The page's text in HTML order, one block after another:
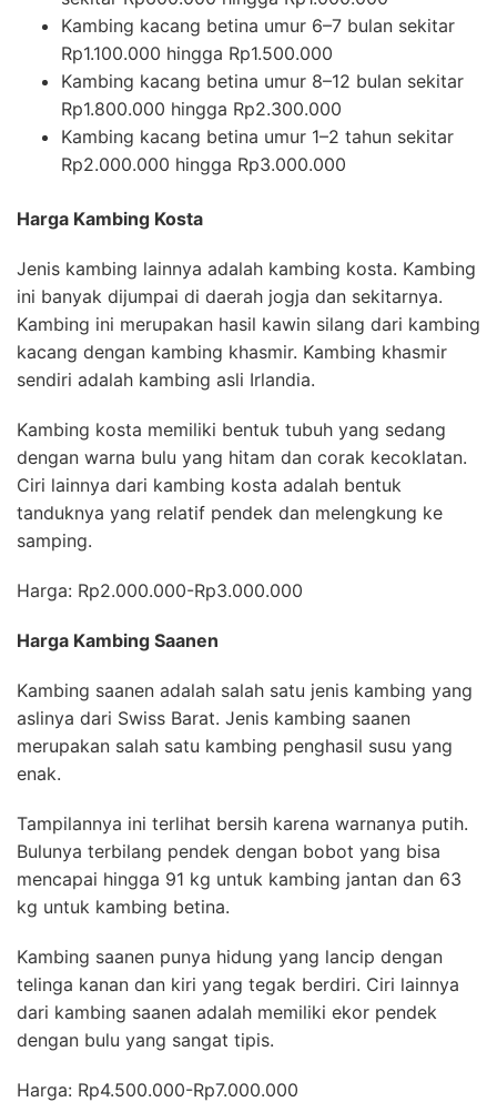
Kambing kacang betina umur 6–7 bulan sekitar
Rp1.100.000 hingga Rp1.500.000
Kambing kacang betina umur 8–12 bulan sekitar
Rp1.800.000 hingga Rp2.300.000
Kambing kacang betina umur 1–2 tahun sekitar
Rp2.000.000 hingga Rp3.000.000
Harga Kambing Kosta
Jenis kambing lainnya adalah kambing kosta. Kambing
ini banyak dijumpai di daerah jogja dan sekitarnya.
Kambing ini merupakan hasil kawin silang dari kambing
kacang dengan kambing khasmir. Kambing khasmir
sendiri adalah kambing asli Irlandia.
Kambing kosta memiliki bentuk tubuh yang sedang
dengan warna bulu yang hitam dan corak kecoklatan.
Ciri lainnya dari kambing kosta adalah bentuk
tanduknya yang relatif pendek dan melengkung ke
samping.
Harga: Rp2.000.000-Rp3.000.000
Harga Kambing Saanen
Kambing saanen adalah salah satu jenis kambing yang
aslinya dari Swiss Barat. Jenis kambing saanen
merupakan salah satu kambing penghasil susu yang
enak.
Tampilannya ini terlihat bersih karena warnanya putih.
Bulunya terbilang pendek dengan bobot yang bisa
mencapai hingga 91 kg untuk kambing jantan dan 63
kg untuk kambing betina.
Kambing saanen punya hidung yang lancip dengan
telinga kanan dan kiri yang tegak berdiri. Ciri lainnya
dari kambing saanen adalah memiliki ekor pendek
dengan bulu yang sangat tipis.
Harga: Rp4.500.000-Rp7.000.000